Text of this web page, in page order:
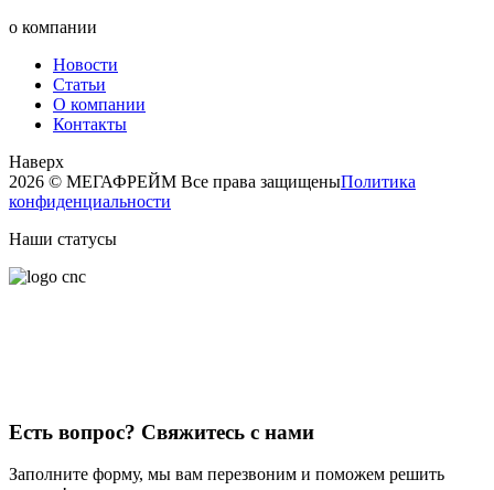
о компании
Новости
Статьи
О компании
Контакты
Наверх
2026 © МЕГАФРЕЙМ Все права защищеныПолитика
конфиденциальности
Наши статусы
Есть вопрос? Свяжитесь с нами
Заполните форму, мы вам перезвоним и поможем решить